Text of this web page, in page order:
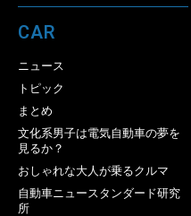
CAR
ニュース
トピック
まとめ
文化系男子は電気自動車の夢を
見るか？
おしゃれな大人が乗るクルマ
自動車ニュースタンダード研究
所